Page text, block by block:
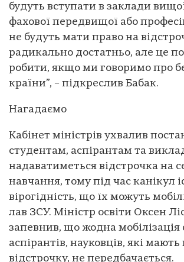
будуть вступати в заклади
фахової передвищої або
не будуть мати право на
радикально достатньо, але це
робити, якщо ми говоримо про
країни”, – підкреслив Бабак.
Нагадаємо
Кабінет міністрів ухвалив
студентам, аспірантам та
надаватиметься відстрочка на
навчання, тому під час канікул
вірогідність, що їх можуть
лав ЗСУ. Міністр освіти Оксен
запевнив, що жодна мобілізація
аспірантів, науковців, які
відстрочку, не передбачається.